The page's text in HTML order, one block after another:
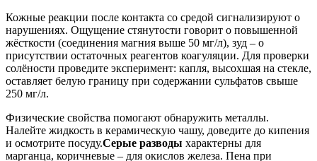
Кожные реакции после контакта со средой сигнализируют о
нарушениях. Ощущение стянутости говорит о повышенной
жёсткости (соединения магния выше 50 мг/л), зуд – о
присутствии остаточных реагентов коагуляции. Для проверки
солёности проведите эксперимент: капля, высохшая на стекле,
оставляет белую границу при содержании сульфатов свыше
250 мг/л.
Физические свойства помогают обнаружить металлы.
Налейте жидкость в керамическую чашу, доведите до кипения
и осмотрите посуду.Серые разводы характерны для
марганца, коричневые – для окислов железа. Пена при